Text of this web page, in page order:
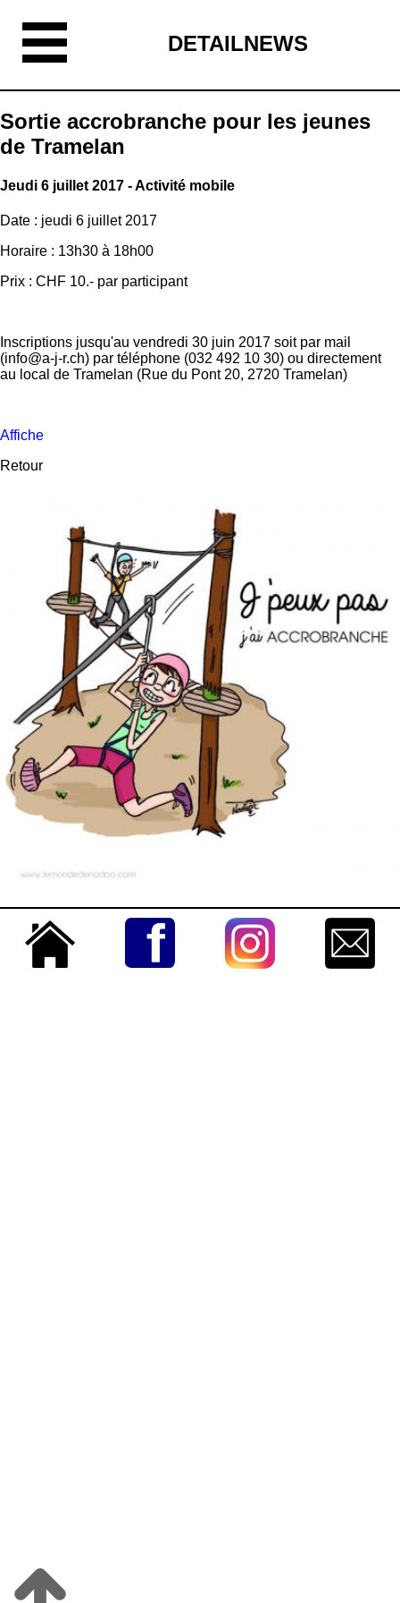
DETAILNEWS
Sortie accrobranche pour les jeunes
de Tramelan
Jeudi 6 juillet 2017 - Activité mobile
Date : jeudi 6 juillet 2017
Horaire : 13h30 à 18h00
Prix : CHF 10.- par participant
Inscriptions jusqu'au vendredi 30 juin 2017 soit par mail
(info@a-j-r.ch) par téléphone (032 492 10 30) ou directement
au local de Tramelan (Rue du Pont 20, 2720 Tramelan)
Affiche
Retour